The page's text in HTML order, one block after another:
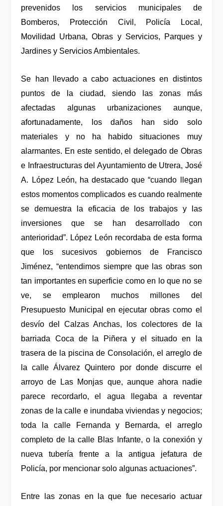
prevenidos los servicios municipales de
Bomberos, Protección Civil, Policía Local,
Movilidad Urbana, Obras y Servicios, Parques y
Jardines y Servicios Ambientales.
Se han llevado a cabo actuaciones en distintos
puntos de la ciudad, siendo las zonas más
afectadas algunas urbanizaciones aunque,
afortunadamente, los daños han sido solo
materiales y no ha habido situaciones muy
alarmantes. En este sentido, el delegado de Obras
e Infraestructuras del Ayuntamiento de Utrera, José
A. López León, ha destacado que “cuando llegan
estos momentos complicados es cuando realmente
se demuestra la eficacia de los trabajos y las
inversiones que se han desarrollado con
anterioridad”. López León recordaba de esta forma
que los sucesivos gobiernos de Francisco
Jiménez, “entendimos siempre que las obras son
tan importantes en superficie como en lo que no se
ve, se emplearon muchos millones del
Presupuesto Municipal en ejecutar obras como el
desvío del Calzas Anchas, los colectores de la
barriada Coca de la Piñera y el situado en la
trasera de la piscina de Consolación, el arreglo de
la calle Álvarez Quintero por donde discurre el
arroyo de Las Monjas que, aunque ahora nadie
parece recordarlo, el agua llegaba a reventar
zonas de la calle e inundaba viviendas y negocios;
toda la calle Fernanda y Bernarda, el arreglo
completo de la calle Blas Infante, o la conexión y
nueva tubería frente a la antigua jefatura de
Policía, por mencionar solo algunas actuaciones”.
Entre las zonas en la que fue necesario actuar